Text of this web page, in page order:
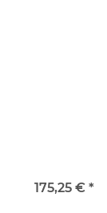
175,25 € *